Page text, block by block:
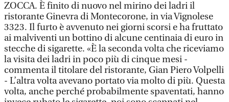
ZOCCA. È finito di nuovo nel mirino dei ladri il
ristorante Ginevra di Montecorone, in via Vignolese
3323. Il furto è avvenuto nei giorni scorsi e ha fruttato
ai malviventi un bottino di alcune centinaia di euro in
stecche di sigarette. «È la seconda volta che riceviamo
la visita dei ladri in poco più di cinque mesi -
commenta il titolare del ristorante, Gian Piero Volpelli
- L’altra volta avevano portato via molto di più. Questa
volta, anche perché probabilmente spaventati, hanno